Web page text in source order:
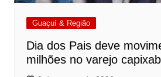
Guaçuí & Região
Dia dos Pais deve
milhões no varejo